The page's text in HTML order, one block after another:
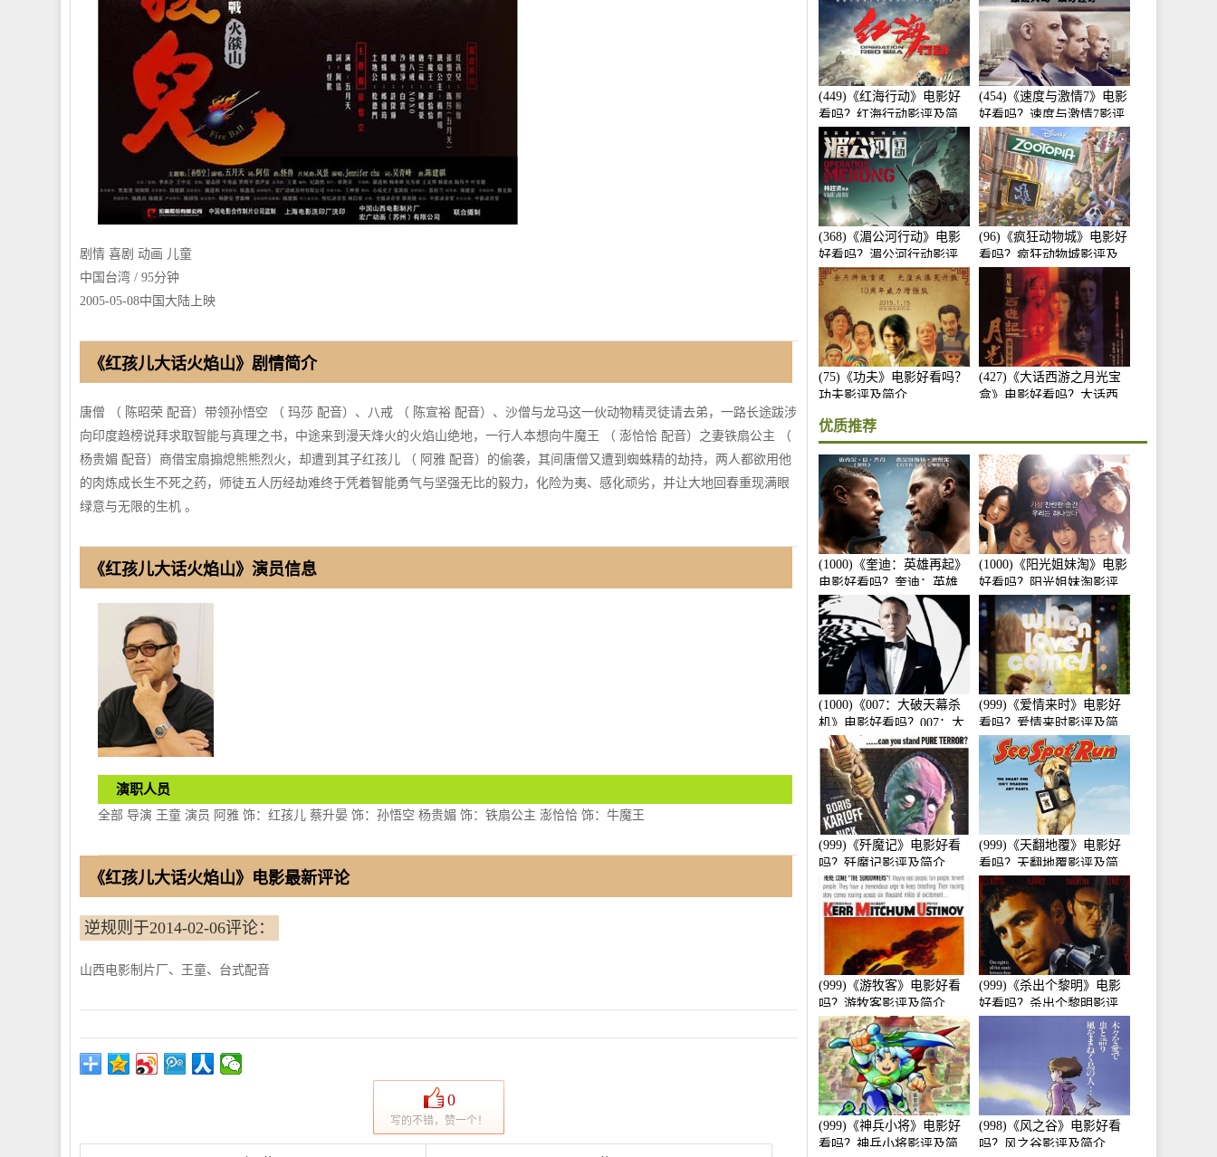
剧情 喜剧 动画 儿童
中国台湾 / 95分钟
2005-05-08中国大陆上映
《红孩儿大话火焰山》剧情简介
唐僧 （ 陈昭荣 配音）带领孙悟空 （ 玛莎 配音）、八戒 （ 陈宣裕 配音）、沙僧与龙马这一伙动物精灵徒请去弟，一路长途跋涉
向印度趋榜说拜求取智能与真理之书，中途来到漫天烽火的火焰山绝地，一行人本想向牛魔王 （ 澎恰恰 配音）之妻铁扇公主 （
杨贵媚 配音）商借宝扇搧熄熊熊烈火，却遭到其子红孩儿 （ 阿雅 配音）的偷袭，其间唐僧又遭到蜘蛛精的劫持，两人都欲用他
的肉炼成长生不死之药，师徒五人历经劫难终于凭着智能勇气与坚强无比的毅力，化险为夷、感化顽劣，并让大地回春重现满眼
绿意与无限的生机 。
《红孩儿大话火焰山》演员信息
演职人员
全部 导演 王童 演员 阿雅 饰：红孩儿 蔡升晏 饰：孙悟空 杨贵媚 饰：铁扇公主 澎恰恰 饰：牛魔王
《红孩儿大话火焰山》电影最新评论
逆规则于2014-02-06评论：
山西电影制片厂、王童、台式配音
0
写的不错，赞一个！
(449)《红海行动》电影好
看吗？红海行动影评及简
介
(454)《速度与激情7》电影
好看吗？速度与激情7影评
及简介
(368)《湄公河行动》电影
好看吗？湄公河行动影评
及简介
(96)《疯狂动物城》电影好
看吗？疯狂动物城影评及
(75)《功夫》电影好看吗？
功夫影评及简介
(427)《大话西游之月光宝
盒》电影好看吗？大话西
优质推荐
(1000)《奎迪：英雄再起》
电影好看吗？奎迪：英雄
再起影评及简介
(1000)《阳光姐妹淘》电影
好看吗？阳光姐妹淘影评
及简介
(1000)《007：大破天幕杀
机》电影好看吗？007：大
破天幕杀机影评及简介
(999)《爱情来时》电影好
看吗？爱情来时影评及简
介
(999)《歼魔记》电影好看
吗？歼魔记影评及简介
(999)《天翻地覆》电影好
看吗？天翻地覆影评及简
介
(999)《游牧客》电影好看
吗？游牧客影评及简介
(999)《杀出个黎明》电影
好看吗？杀出个黎明影评
(999)《神兵小将》电影好
看吗？神兵小将影评及简
(998)《风之谷》电影好看
吗？风之谷影评及简介